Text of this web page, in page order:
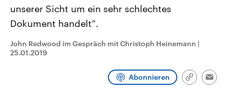
Umfragen, Prognosen,
Wahlprogramme, aktuelle Berichte
und Hintergründe zu den Parteien
Wahl.
Sendungen Programm
Audio-Archiv
unserer Sicht um ein sehr schlechtes
Dokument handelt“.
John Redwood im Gespräch mit Christoph Heinemann |
25.01.2019
Abonnieren
Link